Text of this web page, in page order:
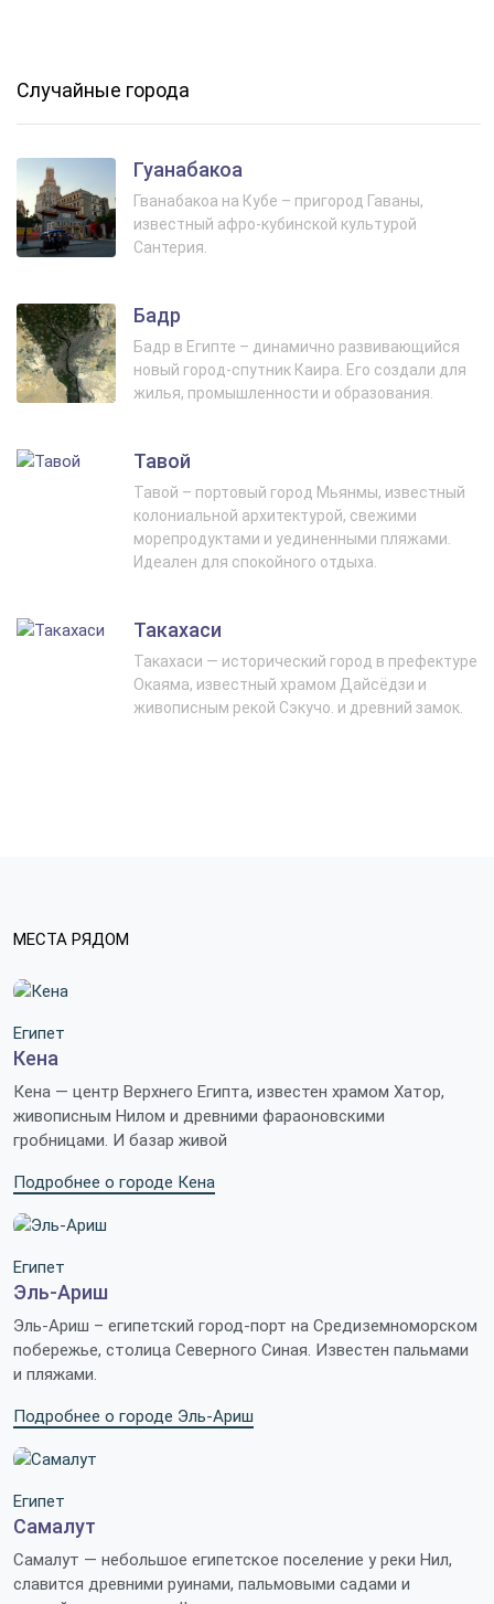
Случайные города
Гуанабакоа
Гванабакоа на Кубе – пригород Гаваны,
известный афро-кубинской культурой
Сантерия.
Бадр
Бадр в Египте – динамично развивающийся
новый город-спутник Каира. Его создали для
жилья, промышленности и образования.
Тавой
Тавой – портовый город Мьянмы, известный
колониальной архитектурой, свежими
морепродуктами и уединенными пляжами.
Идеален для спокойного отдыха.
Такахаси
Такахаси — исторический город в префектуре
Окаяма, известный храмом Дайсёдзи и
живописным рекой Сэкучо. и древний замок.
МЕСТА РЯДОМ
Египет
Кена
Кена — центр Верхнего Египта, известен храмом Хатор,
живописным Нилом и древними фараоновскими
гробницами. И базар живой
Подробнее о городе Кена
Египет
Эль-Ариш
Эль-Ариш – египетский город-порт на Средиземноморском
побережье, столица Северного Синая. Известен пальмами
и пляжами.
Подробнее о городе Эль-Ариш
Египет
Самалут
Самалут — небольшое египетское поселение у реки Нил,
славится древними руинами, пальмовыми садами и